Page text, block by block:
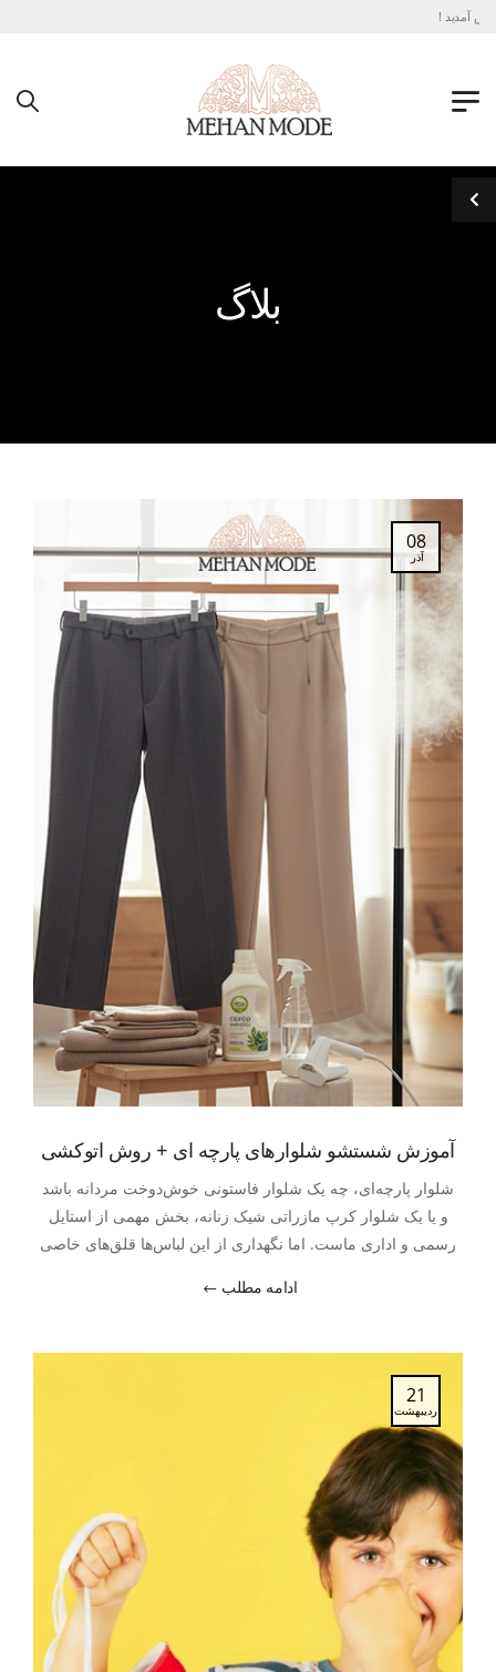
بلاگ
08
آذر
آموزش شستشو شلوارهای پارچه ای + روش اتوکشی
شلوار پارچه‌ای، چه یک شلوار فاستونی خوش‌دوخت مردانه باشد
و یا یک شلوار کرپ مازراتی شیک زنانه، بخش مهمی از استایل
رسمی و اداری ماست. اما نگهداری از این لباس‌ها قلق‌های خاصی
شستشو، بور شده، پرز گرفته یا فرمش را از دست داده است.
ادامه مطلب
21
اردیبهشت